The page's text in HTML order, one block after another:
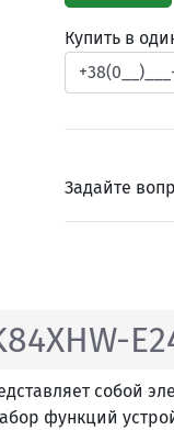
Купить в
Задайте
функций